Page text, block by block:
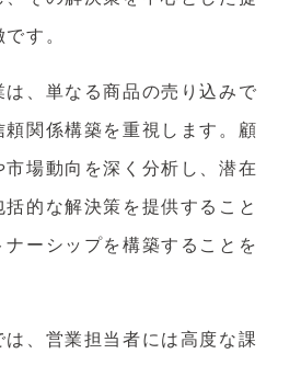
す。
は、単なる商品の売り込みで
関係構築を重視します。顧
場動向を深く分析し、潜在
的な解決策を提供すること
ーシップを構築することを
、営業担当者には高度な課